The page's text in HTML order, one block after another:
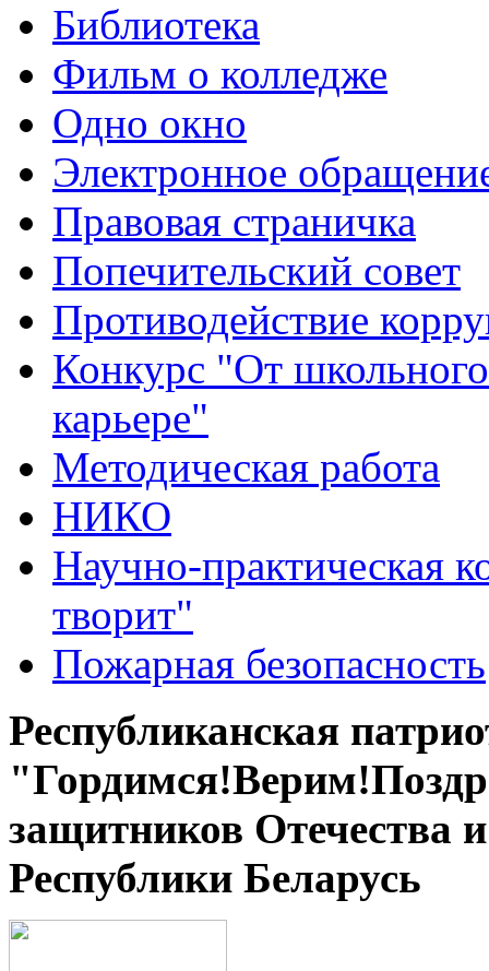
Библиотека
Фильм о колледже
Одно окно
Электронное
Правовая страничка
Попечительский совет
Противодействие
Конкурс "От
карьере"
Методическая работа
НИКО
Научно-практическая
творит"
Пожарная безопасность
Республиканская
защитников Отечества
Республики Беларусь